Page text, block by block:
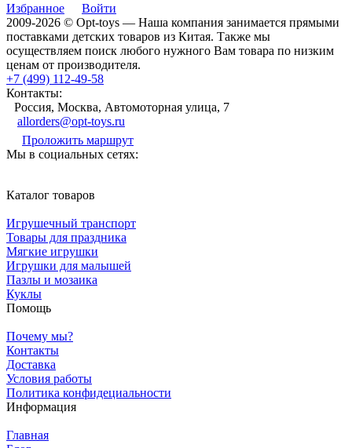
Избранное
Войти
2009-2026 © Opt-toys — Наша компания занимается прямыми
поставками детских товаров из Китая. Также мы
осуществляем поиск любого нужного Вам товара по низким
ценам от производителя.
+7 (499) 112-49-58
Контакты:
Россия, Москва, Автомоторная улица, 7
allorders@opt-toys.ru
Проложить маршрут
Мы в социальных сетях:
Каталог товаров
Игрушечный транспорт
Товары для праздника
Мягкие игрушки
Игрушки для малышей
Пазлы и мозаика
Куклы
Помощь
Почему мы?
Контакты
Доставка
Условия работы
Политика конфидециальности
Информация
Главная